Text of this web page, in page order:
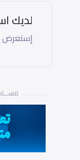
لديك
إستعرض